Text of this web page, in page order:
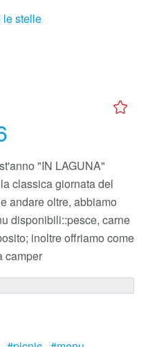
le stelle
"IN LAGUNA"
classica giornata del
andare oltre, abbiamo
disponibili::pesce, carne
inoltre offriamo come
camper